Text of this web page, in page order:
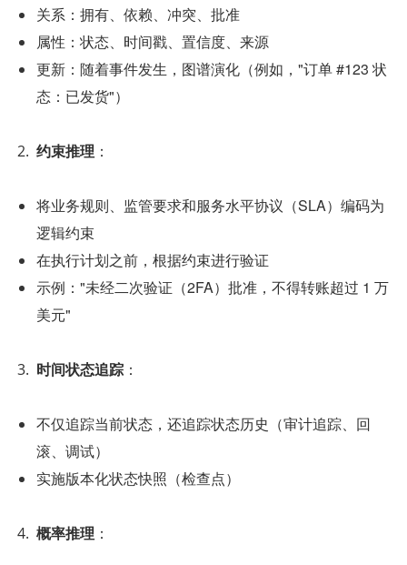
关系：拥有、依赖、冲突、批准
属性：状态、时间戳、置信度、来源
更新：随着事件发生，图谱演化（例如，"订单 #123 状
态：已发货"）
约束推理 ：
将业务规则、监管要求和服务水平协议（SLA）编码为
逻辑约束
在执行计划之前，根据约束进行验证
示例："未经二次验证（2FA）批准，不得转账超过 1 万
美元"
时间状态追踪 ：
不仅追踪当前状态，还追踪状态历史（审计追踪、回
滚、调试）
实施版本化状态快照（检查点）
概率推理 ：